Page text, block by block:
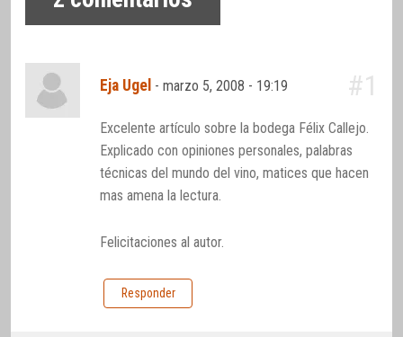
Eja Ugel -marzo 5, 2008 - 19:19 #1
Excelente artículo sobre la bodega Félix Callejo.
Explicado con opiniones personales, palabras
técnicas del mundo del vino, matices que hacen
mas amena la lectura.
Felicitaciones al autor.
Responder